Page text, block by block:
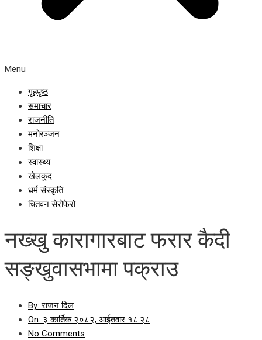
Menu
गृहपृष्ठ
समाचार
राजनीति
मनोरञ्जन
शिक्षा
स्वास्थ्य
खेलकुद
धर्म संस्कृति
चितवन सेरोफेरो
नख्खु कारागारबाट फरार कैदी
सङ्खुवासभामा पक्राउ
By: राजन दिल
On: ३ कार्तिक २०८२, आईतवार १८:२८
No Comments